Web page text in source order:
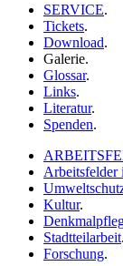
SERVICE.
Tickets.
Download.
Galerie.
Glossar.
Links.
Literatur.
Spenden.
Arbeitsfelder
Kultur.
Stadtteilarbeit.
Forschung.